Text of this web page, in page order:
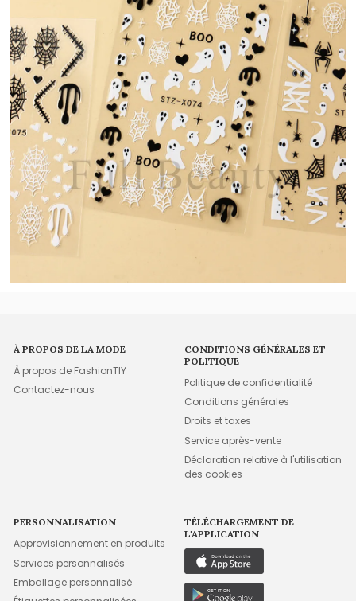
À PROPOS DE LA MODE
À propos de FashionTIY
Contactez-nous
CONDITIONS GÉNÉRALES ET
POLITIQUE
Politique de confidentialité
Conditions générales
Droits et taxes
Service après-vente
Déclaration relative à l'utilisation
des cookies
PERSONNALISATION
Approvisionnement en produits
Services personnalisés
Emballage personnalisé
TÉLÉCHARGEMENT DE
L'APPLICATION